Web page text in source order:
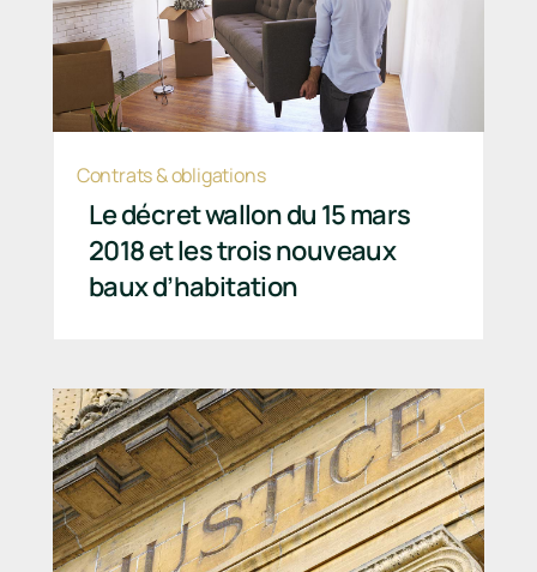
Le décret wallon du 15 mars
2018 et les trois nouveaux
baux d’habitation
Contrats & obligations